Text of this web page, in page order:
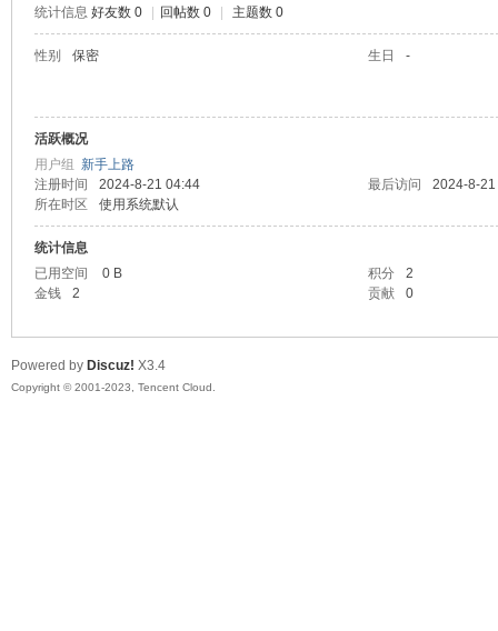
统计信息 好友数 0 回帖数 0 主题数 0
性别 保密 生日 -
活跃概况
用户组 新手上路
注册时间
2024-8-21 04:44 最后访问
2024-8-
所在时区
使用系统默认
统计信息
已用空间
0 B 积分
2
金钱
2 贡献 0
Powered by Discuz! X3.4
Copyright © 2001-2023, Tencent Cloud.